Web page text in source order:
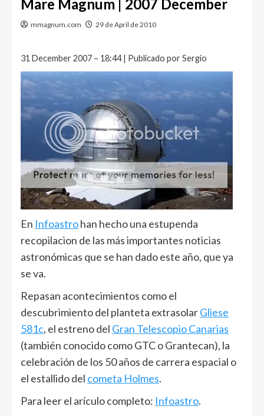
Mare Magnum | 2007 December
mmagnum.com 29 de April de 2010
31 December 2007 – 18:44 | Publicado por Sergio
En Infoastrohan hecho una estupenda
recopilacion de las más importantes noticias
astronómicas que se han dado este año, que ya
se va.
Repasan acontecimientos como el
descubrimiento del planteta extrasolarGliese
581c, el estreno del Gran Telescopio Canarias
(también conocido como GTC o Grantecan), la
celebración de los 50 años de carrera espacial o
el estallido del cometa Holmes.
Para leer el arículo completo: Infoastro.